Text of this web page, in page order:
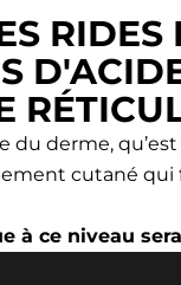
RIDES
du derme, qu’est
cutané qui
à ce niveau